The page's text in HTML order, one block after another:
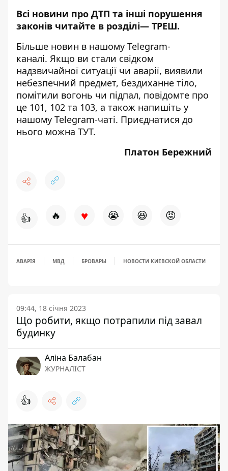
Всі новини про ДТП та інші порушення
законів читайте в розділі— ТРЕШ.
Більше новин в нашому Telegram-
каналі. Якщо ви стали свідком
надзвичайної ситуації чи аварії, виявили
небезпечний предмет, бездиханне тіло,
помітили вогонь чи підпал, повідомте про
це 101, 102 та 103, а також напишіть у
нашому Telegram-чаті. Приєднатися до
нього можна ТУТ.
Платон Бережний
👍 🔥 ♥ 😭 😆 😡
АВАРІЯ МВД БРОВАРЫ НОВОСТИ КИЕВСКОЙ ОБЛАСТИ
09:44, 18 січня 2023
Що робити, якщо потрапили під завал
будинку
Аліна Балабан
ЖУРНАЛІСТ
👍